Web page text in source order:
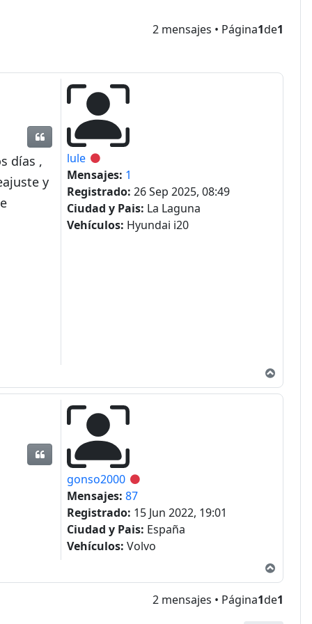
2 mensajes • Página1de1
lule Desconectado
Mensajes: 1
Registrado: 26 Sep 2025, 08:49
Ciudad y Pais: La Laguna
Vehículos: Hyundai i20
días ,
y
gonso2000 Desconectado
Mensajes: 87
Registrado: 15 Jun 2022, 19:01
Ciudad y Pais: España
Vehículos: Volvo
Citar
2 mensajes • Página1de1